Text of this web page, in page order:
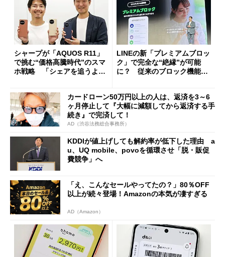
シャープが「AQUOS R11」
で挑む“価格高騰時代”のスマ
ホ戦略 「シェアを追うより
LINEの新「プレミアムブロッ
ク」で完全な“絶縁”が可能
に？ 従来のブロック機能と
カードローン50万円以上の人は、返済を3～6
ヶ月停止して『大幅に減額してから返済する手
続き』で完済して！
AD（渋谷法務総合事務所）
KDDIが値上げしても解約率が低下した理由 a
u、UQ mobile、povoを循環させ「脱・販促
費競争」へ
「え、こんなセールやってたの？」80％OFF
以上が続々登場！Amazonの本気が凄すぎる
AD（Amazon）